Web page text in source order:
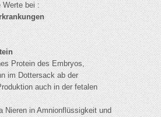
Werte bei :
Protein des Embryos,
im Dottersack ab der
auch in der fetalen
Nieren in Amnionflüssigkeit und